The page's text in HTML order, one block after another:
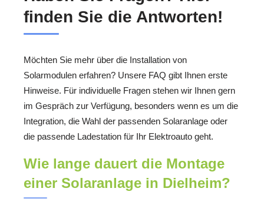
finden Sie die Antworten!
Möchten Sie mehr über die Installation von
Solarmodulen erfahren? Unsere FAQ gibt Ihnen erste
Hinweise. Für individuelle Fragen stehen wir Ihnen gern
im Gespräch zur Verfügung, besonders wenn es um die
Integration, die Wahl der passenden Solaranlage oder
die passende Ladestation für Ihr Elektroauto geht.
Wie lange dauert die Montage
einer Solaranlage in Dielheim?